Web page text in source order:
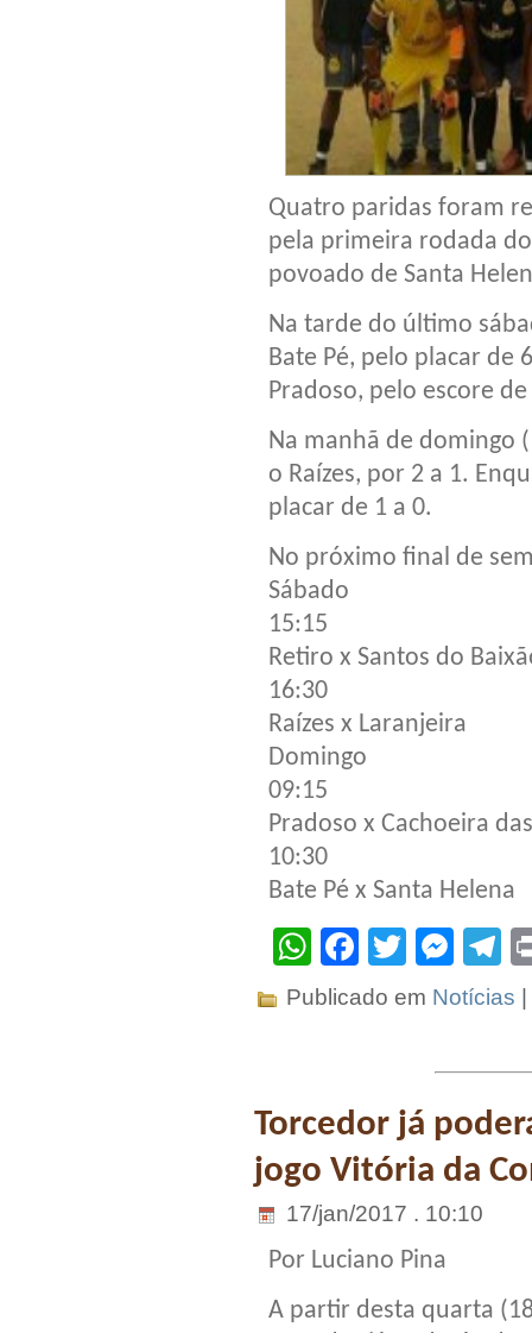
Quatro paridas foram
pela primeira rodada
povoado de Santa
Na tarde do último
Bate Pé, pelo placar de
Pradoso, pelo escore
Na manhã de domingo
o Raízes, por 2 a 1.
placar de 1 a 0.
No próximo final de
Sábado
15:15
Retiro x Santos do
16:30
Raízes x Laranjeira
Domingo
09:15
Pradoso x Cachoeira
10:30
Bate Pé x Santa Helena
WhatsApp
Facebook
Twitter
Publicado em Notícias |
Torcedor já
jogo Vitória da
17/jan/2017 . 10:10
Por Luciano Pina
A partir desta quarta